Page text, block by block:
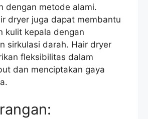
dengan metode alami.
dryer juga dapat membantu
kulit kepala dengan
sirkulasi darah. Hair dryer
fleksibilitas dalam
dan menciptakan gaya